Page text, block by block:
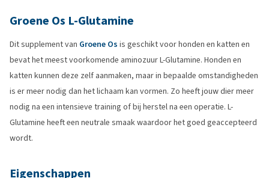
Groene Os L-Glutamine
Dit supplement van Groene Os is geschikt voor honden en katten en
bevat het meest voorkomende aminozuur L-Glutamine. Honden en
katten kunnen deze zelf aanmaken, maar in bepaalde omstandigheden
is er meer nodig dan het lichaam kan vormen. Zo heeft jouw dier meer
nodig na een intensieve training of bij herstel na een operatie. L-
Glutamine heeft een neutrale smaak waardoor het goed geaccepteerd
wordt.
Eigenschappen